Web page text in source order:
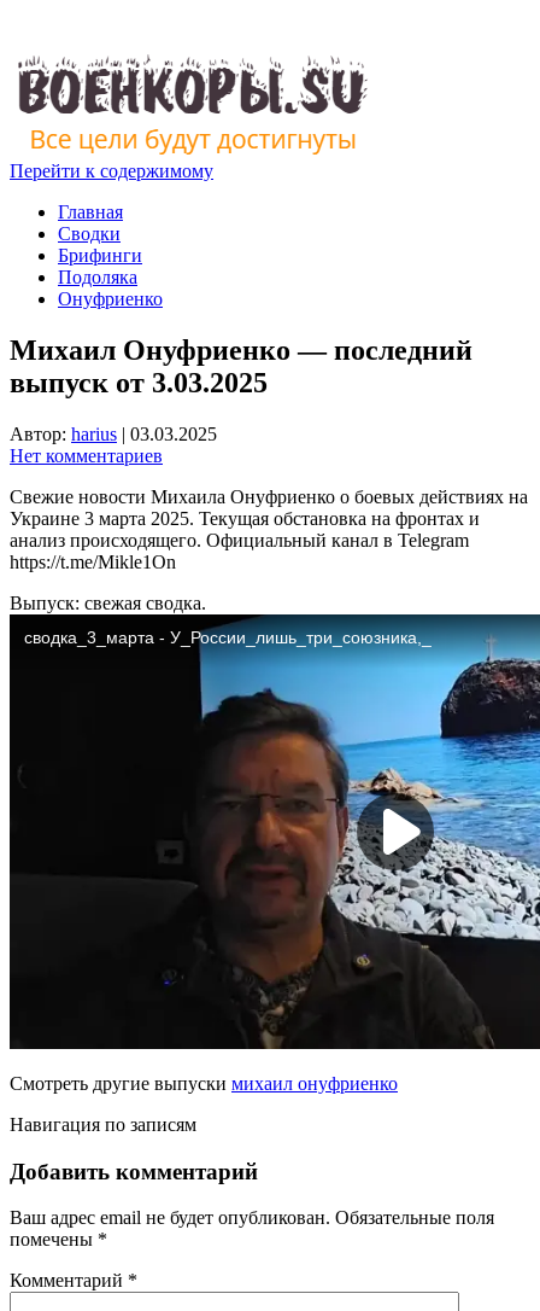
Перейти к содержимому
Главная
Сводки
Брифинги
Подоляка
Онуфриенко
Михаил Онуфриенко — последний
выпуск от 3.03.2025
Автор: harius | 03.03.2025
Нет комментариев
Свежие новости Михаила Онуфриенко о боевых действиях на
Украине 3 марта 2025. Текущая обстановка на фронтах и
анализ происходящего. Официальный канал в Telegram
https://t.me/Mikle1On
Выпуск: свежая сводка.
Смотреть другие выпуски михаил онуфриенко
Навигация по записям
Добавить комментарий
Ваш адрес email не будет опубликован. Обязательные поля
помечены *
Комментарий *